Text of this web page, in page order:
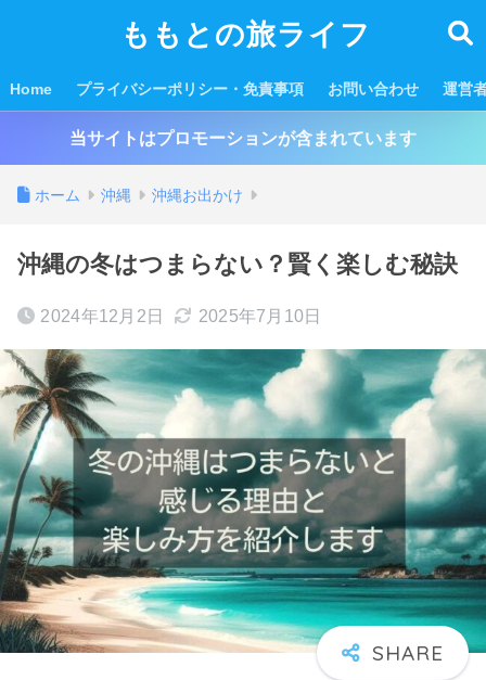
ももとの旅ライフ
Home プライバシーポリシー・免責事項 お問い合わせ 運営
当サイトはプロモーションが含まれています
ホーム 沖縄 沖縄お出かけ
沖縄の冬はつまらない？賢く楽しむ秘訣
2024年12月2日 2025年7月10日